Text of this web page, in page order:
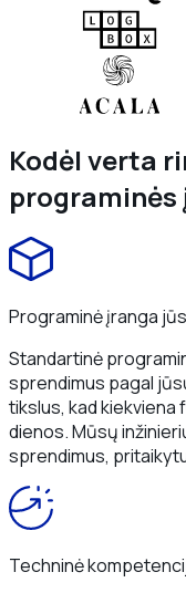
Kodėl verta
Programinė įranga
Standartinė
sprendimus pagal
tikslus, kad kiekviena
dienos. Mūsų
sprendimus,
Techninė